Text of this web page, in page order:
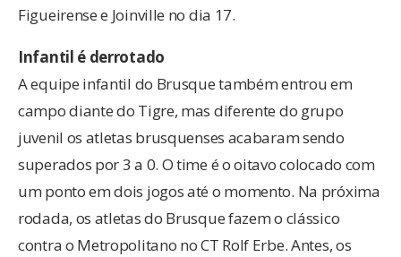
Figueirense e Joinville no dia 17.
Infantil é derrotado
A equipe infantil do Brusque também entrou em
campo diante do Tigre, mas diferente do grupo
juvenil os atletas brusquenses acabaram sendo
superados por 3 a 0. O time é o oitavo colocado com
um ponto em dois jogos até o momento. Na próxima
rodada, os atletas do Brusque fazem o clássico
contra o Metropolitano no CT Rolf Erbe. Antes, os